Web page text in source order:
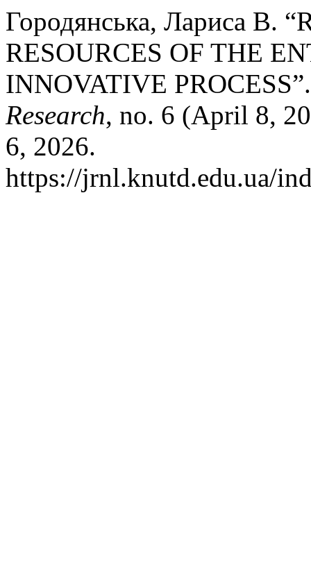
Городянська, Лариса В.
RESOURCES OF THE
INNOVATIVE
Research, no. 6 (April 8,
6, 2026.
https://jrnl.knutd.edu.ua/